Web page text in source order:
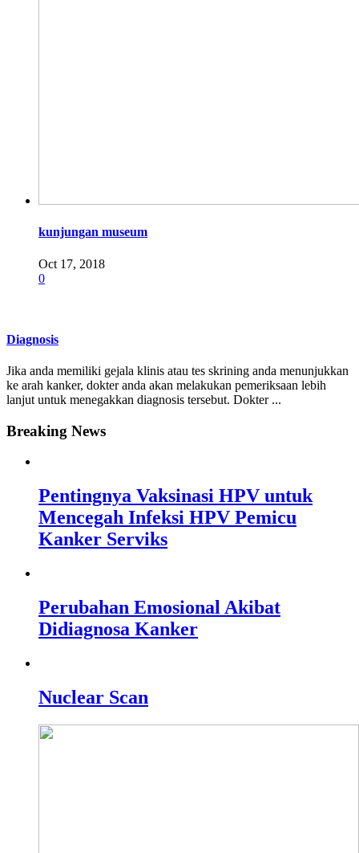
kunjungan museum
Oct 17, 2018
0
Diagnosis
Jika anda memiliki gejala klinis atau tes skrining anda menunjukkan
ke arah kanker, dokter anda akan melakukan pemeriksaan lebih
lanjut untuk menegakkan diagnosis tersebut. Dokter ...
Breaking News
Pentingnya Vaksinasi HPV untuk
Mencegah Infeksi HPV Pemicu
Kanker Serviks
Perubahan Emosional Akibat
Didiagnosa Kanker
Nuclear Scan